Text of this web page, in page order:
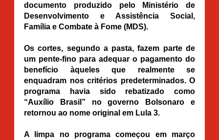
documento produzido pelo Ministério de
Desenvolvimento e Assistência Social,
Família e Combate à Fome (MDS).
Os cortes, segundo a pasta, fazem parte de
um pente-fino para adequar o pagamento do
benefício àqueles que realmente se
enquadram nos critérios predeterminados. O
programa havia sido rebatizado como
“Auxílio Brasil” no governo Bolsonaro e
retornou ao nome original em Lula 3.
A limpa no programa começou em março